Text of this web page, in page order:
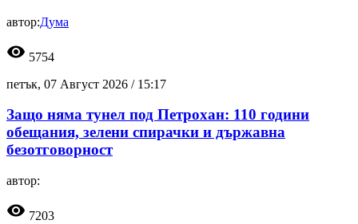
автор:Дума
visibility 5754
петък, 07 Август 2026 / 15:17
Защо няма тунел под Петрохан: 110 години
обещания, зелени спирачки и държавна
безотговорност
автор:
visibility 7203